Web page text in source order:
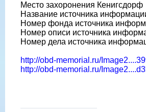
Место захоронения Кенигсдорф
Название источника
Номер фонда источника
Номер описи источника
Номер дела источника
http://obd-memorial.ru/
http://obd-memorial.ru/